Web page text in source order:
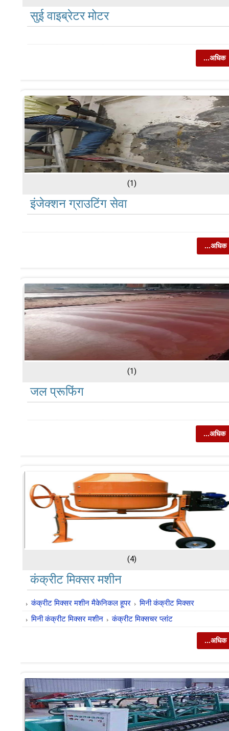
सुई वाइब्रेटर मोटर
...अधिक
(1)
इंजेक्शन ग्राउटिंग सेवा
...अधिक
(1)
जल प्रूफिंग
...अधिक
(4)
कंक्रीट मिक्सर मशीन
कंक्रीट मिक्सर मशीन मैकेनिकल हूपर
मिनी कंक्रीट मिक्सर
मिनी कंक्रीट मिक्सर मशीन
कंक्रीट मिक्सचर प्लांट
...अधिक